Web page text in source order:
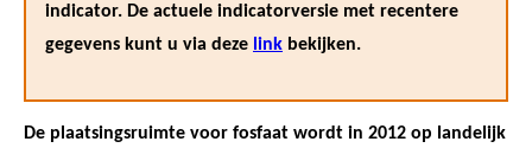
indicator. De actuele indicatorversie met recentere
gegevens kunt u via deze link bekijken.
De plaatsingsruimte voor fosfaat wordt in 2012 op landelijk